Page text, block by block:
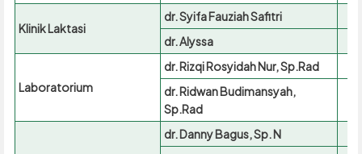
Klinik Laktasi
dr. Syifa Fauziah Safitri
dr. Alyssa
Laboratorium
dr. Rizqi Rosyidah Nur, Sp.Rad
dr. Ridwan Budimansyah,
Sp.Rad
dr. Danny Bagus, Sp. N